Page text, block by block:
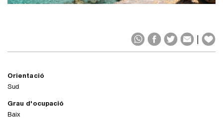
|
Orientació
Sud
Grau d'ocupació
Baix